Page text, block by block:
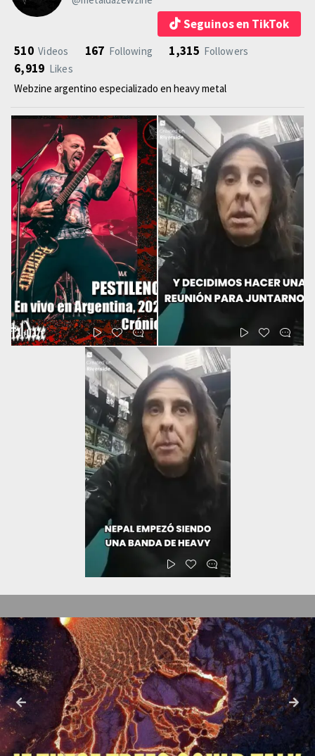
Seguinos en TikTok
510 Videos 167 Following 1,315 Followers
6,919 Likes
Webzine argentino especializado en heavy metal